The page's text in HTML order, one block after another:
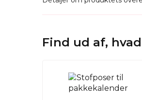
Find ud af,